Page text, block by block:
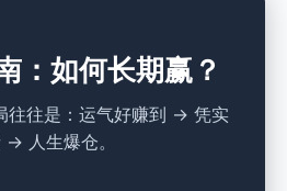
：如何长期赢？
往往是：运气好赚到 → 凭实
人生爆仓。